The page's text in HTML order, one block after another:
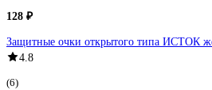
128 ₽
Защитные очки открытого типа ИСТОК
4.8
(6)